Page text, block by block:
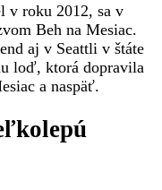
v roku 2012, sa v
Beh na Mesiac.
aj v Seattli v štáte
loď, ktorá dopravila
a naspäť.